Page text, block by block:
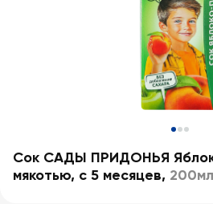
Сок САДЫ ПРИДОНЬЯ
мякотью, с 5 месяцев, 200мл